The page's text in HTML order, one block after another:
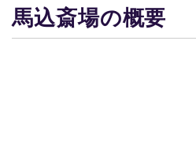
馬込斎場の概要